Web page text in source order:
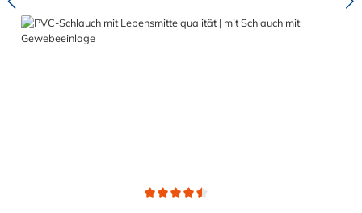
Bei der Durchleitung von Lebensmitteln und Trinkwasser ist der
Schlauch vor dem Ersteinsatz unbedingt sorgfältig zu reinigen